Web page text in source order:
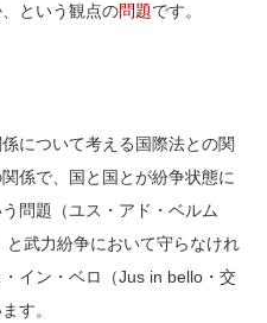
という観点の問題です。
について考える国際法との関
係で、国と国とが紛争状態に
問題（ユス・アド・ベルム
と武力紛争において守らなけれ
イン・ベロ（Jus in bello・交
す。